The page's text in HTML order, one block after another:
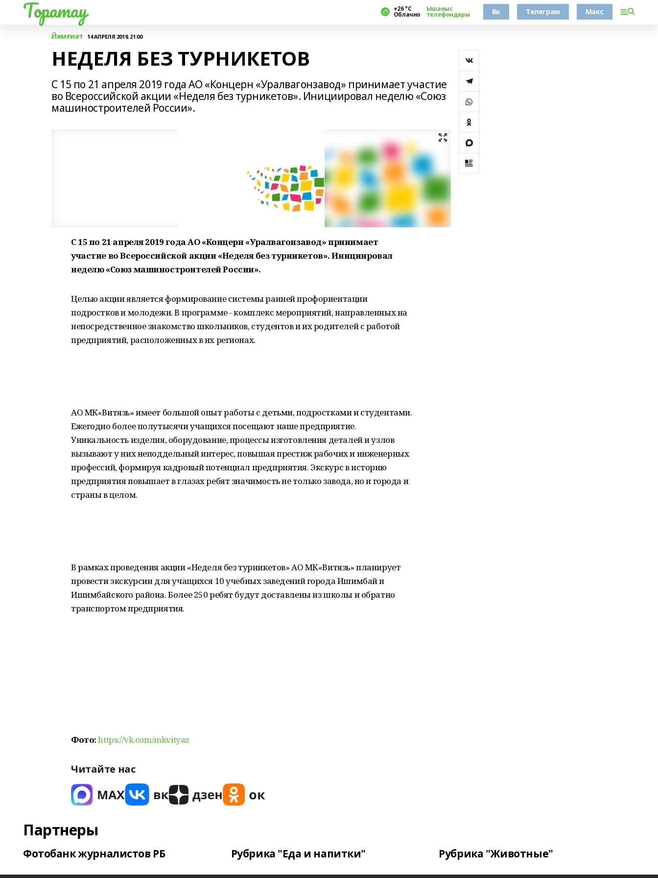
Торатау +26 °С
Облачно
Ышаныс
телефондары Вк Телеграм Макс
Йәмғиәт 14 АПРЕЛЯ 2019, 21:00
НЕДЕЛЯ БЕЗ ТУРНИКЕТОВ
С 15 по 21 апреля 2019 года АО «Концерн «Уралвагонзавод» принимает участие
во Всероссийской акции «Неделя без турникетов». Инициировал неделю «Союз
машиностроителей России».
С 15 по 21 апреля 2019 года АО «Концерн «Уралвагонзавод» принимает
участие во Всероссийской акции «Неделя без турникетов». Инициировал
неделю «Союз машиностроителей России».
Целью акции является формирование системы ранней профориентации
подростков и молодежи. В программе - комплекс мероприятий, направленных на
непосредственное знакомство школьников, студентов и их родителей с работой
предприятий, расположенных в их регионах.
АО МК«Витязь» имеет большой опыт работы с детьми, подростками и студентами.
Ежегодно более полутысячи учащихся посещают наше предприятие.
Уникальность изделия, оборудование, процессы изготовления деталей и узлов
вызывают у них неподдельный интерес, повышая престиж рабочих и инженерных
профессий, формируя кадровый потенциал предприятия. Экскурс в историю
предприятия повышает в глазах ребят значимость не только завода, но и города и
страны в целом.
В рамках проведения акции «Неделя без турникетов» АО МК«Витязь» планирует
провести экскурсии для учащихся 10 учебных заведений города Ишимбай и
Ишимбайского района. Более 250 ребят будут доставлены из школы и обратно
транспортом предприятия.
Фото:https://vk.com/mkvityaz
Читайте нас
Партнеры
Фотобанк журналистов РБ Рубрика "Еда и напитки" Рубрика "Животные"